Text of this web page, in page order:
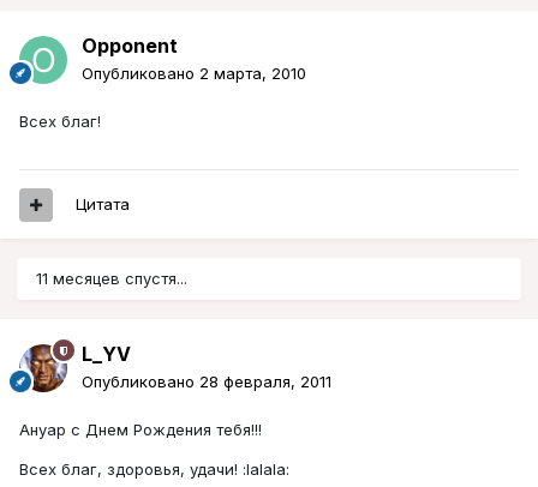
Opponent
Опубликовано 2 марта, 2010
Всех благ!
Цитата
11 месяцев спустя...
L_YV
Опубликовано 28 февраля, 2011
Ануар с Днем Рождения тебя!!!
Всех благ, здоровья, удачи! :lalala: